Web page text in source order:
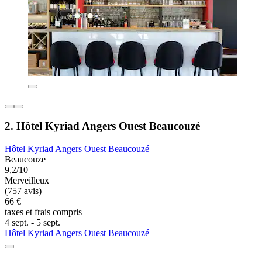
2. Hôtel Kyriad Angers Ouest Beaucouzé
Hôtel Kyriad Angers Ouest Beaucouzé
Beaucouze
9,2/10
Merveilleux
(757 avis)
66 €
taxes et frais compris
4 sept. - 5 sept.
Hôtel Kyriad Angers Ouest Beaucouzé